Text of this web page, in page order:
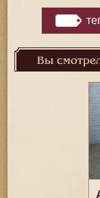
Вы